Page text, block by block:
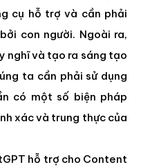
cụ hỗ trợ và cần phải
con người. Ngoài ra,
nghĩ và tạo ra sáng tạo
ta cần phải sử dụng
có một số biện pháp
xác và trung thực của
hỗ trợ cho Content